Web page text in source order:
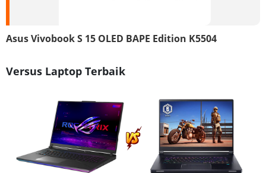
Asus Vivobook S 15 OLED BAPE Edition K5504
Versus Laptop Terbaik